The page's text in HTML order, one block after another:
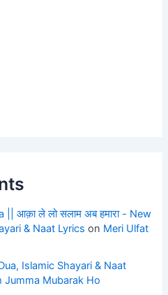
आक़ा ले लो सलाम अब हमारा - New
& Naat Lyrics on Meri Ulfat
Islamic Shayari & Naat
Jumma Mubarak Ho